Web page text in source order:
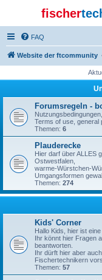
fischer
FAQ
Website der ftcommunity
Forumsregeln -
Terms of use, general
Themen: 6
Plauderecke
Hier darf über ALLES
Ostwestfalen,
warme-Würstchen-
Umgangsformen
Themen: 274
Kids' Corner
Hallo Kids, hier ist
Ihr könnt hier Fragen
beantworten.
Ihr dürft hier aber
Fischertechnikern
Themen: 57